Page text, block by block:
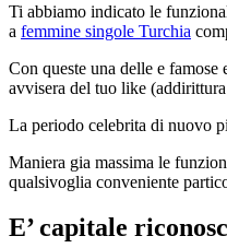
Ti abbiamo indicato le
a femmine singole Turchia
Con queste una delle e
avvisera del tuo like
La periodo celebrita di nuovo
Maniera gia massima le
qualsivoglia conveniente
E’ capitale